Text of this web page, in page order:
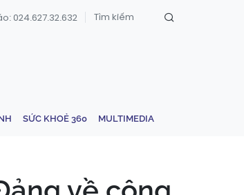
024.627.32.632
SỨC KHOẺ 360 MULTIMEDIA